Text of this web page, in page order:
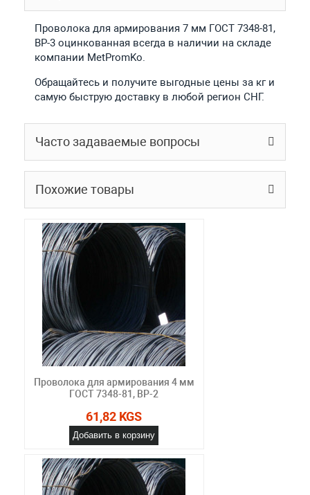
Проволока для армирования 7 мм ГОСТ 7348-81,
ВР-3 оцинкованная всегда в наличии на складе
компании MetPromKo.
Обращайтесь и получите выгодные цены за кг и
самую быструю доставку в любой регион СНГ.
Часто задаваемые вопросы
Похожие товары
Проволока для армирования 4 мм
ГОСТ 7348-81, ВР-2
61,82 KGS
Добавить в корзину